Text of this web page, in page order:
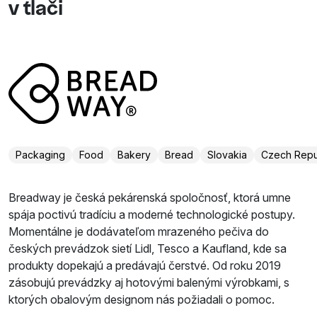
v tlači
Packaging Food Bakery Bread Slovakia Czech
Breadway je česká pekárenská spoločnosť, ktorá umne
spája poctivú tradíciu a moderné technologické postupy.
Momentálne je dodávateľom mrazeného pečiva do
českých prevádzok sietí Lidl, Tesco a Kaufland, kde sa
produkty dopekajú a predávajú čerstvé. Od roku 2019
zásobujú prevádzky aj hotovými balenými výrobkami, s
ktorých obalovým designom nás požiadali o pomoc.